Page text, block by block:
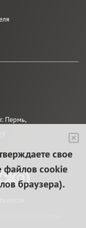
Пермь,
права защищены.
свое
файлов cookie
браузера).